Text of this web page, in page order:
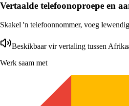
Vertaalde telefoonoproepe en
Skakel 'n telefoonnommer, voeg
Beskikbaar vir vertaling tussen
Werk saam met